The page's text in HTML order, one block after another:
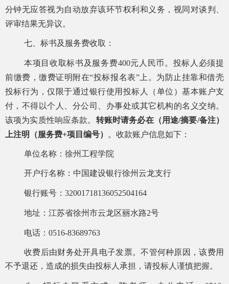
分钟无应答视为自动放弃该环节权利和义务，视同对谈判、
评审结果无异议。
七、标书及服务费收取：
本项目收取标书及服务费400元人民币。投标人必须提
前缴费，缴费证明附在“投标报名表”上。为防止挂靠和借壳
投标行为，仅限于通过银行使用投标人（单位）基本账户支
付，不得以个人、分公司、办事处或其它机构的名义交纳。
该项为实质性响应条款。 转账时请务必在（用途/摘要/备注）
上注明（ 服务费+项目编号） 。 收款账户信息如下：
单位名称：徐州工程学院
开户行名称：中国建设银行徐州云龙支行
银行账号： 32001718136052504164
地址：江苏省徐州市云龙区丽水路2号
电话： 0516-83689763
收费后由财务处开具电子发票。不管何种原因，该费用
不予退还，造成的损失由投标人承担，请投标人谨慎把握。